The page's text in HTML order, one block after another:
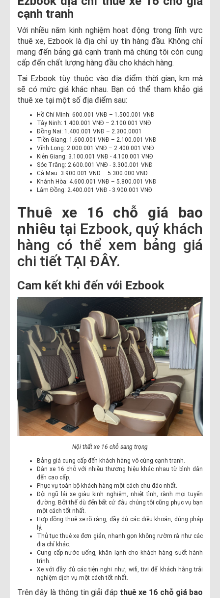
cạnh tranh
Với nhiều năm kinh nghiệm hoạt động trong lĩnh vực
thuê xe, Ezbook là địa chỉ uy tín hàng đầu. Không chỉ
mang đến bảng giá cạnh tranh mà chúng tôi còn cung
cấp đến chất lượng hàng đầu cho khách hàng.
Tại Ezbook tùy thuộc vào địa điểm thời gian, km mà
sẽ có mức giá khác nhau. Bạn có thể tham khảo giá
thuê xe tại một số địa điểm sau:
Hồ Chí Minh: 600.001 VNĐ – 1.500.001 VNĐ
Tây Ninh: 1.400.001 VNĐ – 2.100.001 VNĐ
Đồng Nai: 1.400.001 VNĐ – 2.300.0001
Tiền Giang: 1.600.001 VNĐ – 2.100.001 VNĐ
Vĩnh Long: 2.000.001 VNĐ – 2.400.001 VNĐ
Kiên Giang: 3.100.001 VNĐ - 4.100.001 VNĐ
Sóc Trăng: 2.600.001 VNĐ - 3.300.001 VNĐ
Cà Mau: 3.900.001 VNĐ – 5.300.000 VNĐ
Khánh Hòa: 4.600.001 VNĐ – 5.800.001 VNĐ
Lâm Đồng: 2.400.001 VNĐ - 3.900.001 VNĐ
Thuê xe 16 chỗ giá bao
nhiêu tại Ezbook, quý khách
hàng có thể xem bảng giá
chi tiết TẠI ĐÂY.
Cam kết khi đến với Ezbook
Nội thất xe 16 chỗ sang trọng
Bảng giá cung cấp đến khách hàng vô cùng cạnh tranh.
Dàn xe 16 chỗ với nhiều thương hiệu khác nhau từ bình dân
đến cao cấp.
Phục vụ toàn bộ khách hàng một cách chu đáo nhất.
Đội ngũ lái xe giàu kinh nghiệm, nhiệt tình, rành mọi tuyến
đường. Bởi thế dù đến bất cứ đâu chúng tôi cũng phục vụ bạn
một cách tốt nhất.
Hợp đồng thuê xe rõ ràng, đầy đủ các điều khoản, đúng pháp
lý.
Thủ tục thuê xe đơn giản, nhanh gọn không rườm rà như các
địa chỉ khác.
Cung cấp nước uống, khăn lạnh cho khách hàng suốt hành
trình.
Xe với đầy đủ các tiện nghi như, wifi, tivi để khách hàng trải
nghiệm dịch vụ một cách tốt nhất.
Trên đây là thông tin giải đáp thuê xe 16 chỗ giá bao